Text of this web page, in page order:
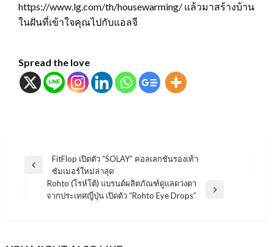
https://www.lg.com/th/housewarming/ แล้วมาสร้างบ้าน
ในฝันที่เข้าใจคุณไปกับแอลจี
Spread the love
แนะแนว
เรื่อง
Previous
FitFlop เปิดตัว “SOLAY” คอลเลกชันรองเท้า
ซัมเมอร์ใหม่ล่าสุด
Next
Rohto (โรห์โต้) แบรนด์ผลิตภัณฑ์ดูแลดวงตา
จากประเทศญี่ปุ่น เปิดตัว “Rohto Eye Drops”